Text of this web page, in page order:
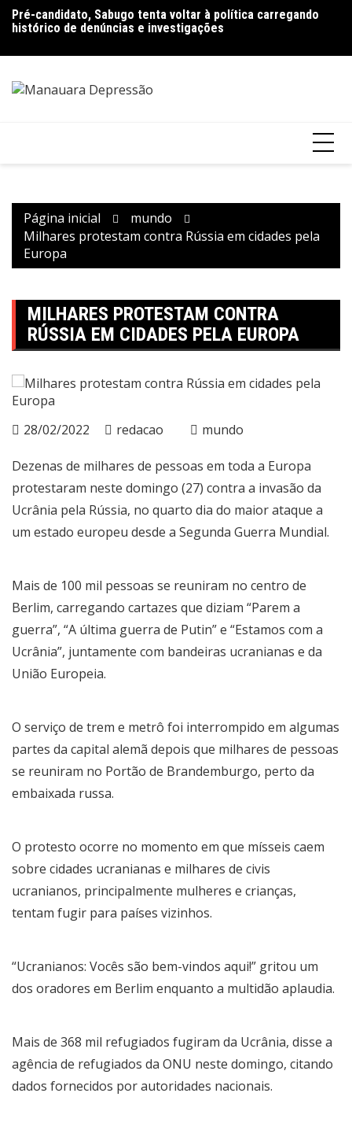
para
conteúdo
Pré-candidato, Sabugo tenta voltar à política carregando
histórico de denúncias e investigações
Bolsonaro pede ao STF para receber os filhos no Dia dos
Pais
Página inicial
mundo
Milhares protestam contra Rússia em cidades pela
Europa
MILHARES PROTESTAM CONTRA
RÚSSIA EM CIDADES PELA EUROPA
28/02/2022 redacao mundo
Dezenas de milhares de pessoas em toda a Europa
protestaram neste domingo (27) contra a invasão da
Ucrânia pela Rússia, no quarto dia do maior ataque a
um estado europeu desde a Segunda Guerra Mundial.
Mais de 100 mil pessoas se reuniram no centro de
Berlim, carregando cartazes que diziam “Parem a
guerra”, “A última guerra de Putin” e “Estamos com a
Ucrânia”, juntamente com bandeiras ucranianas e da
União Europeia.
O serviço de trem e metrô foi interrompido em algumas
partes da capital alemã depois que milhares de pessoas
se reuniram no Portão de Brandemburgo, perto da
embaixada russa.
O protesto ocorre no momento em que mísseis caem
sobre cidades ucranianas e milhares de civis
ucranianos, principalmente mulheres e crianças,
tentam fugir para países vizinhos.
“Ucranianos: Vocês são bem-vindos aqui!” gritou um
dos oradores em Berlim enquanto a multidão aplaudia.
Mais de 368 mil refugiados fugiram da Ucrânia, disse a
agência de refugiados da ONU neste domingo, citando
dados fornecidos por autoridades nacionais.